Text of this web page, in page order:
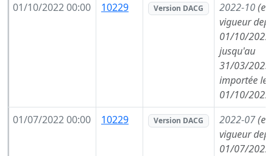
01/10/2022 00:00
10229 Version DACG 2022-10(en
vigueur
01/10/2022,
jusqu'au
31/03/2023,
importée le
01/10/2022)
01/07/2022 00:00
10229 Version DACG 2022-07(en
vigueur
01/07/2022,